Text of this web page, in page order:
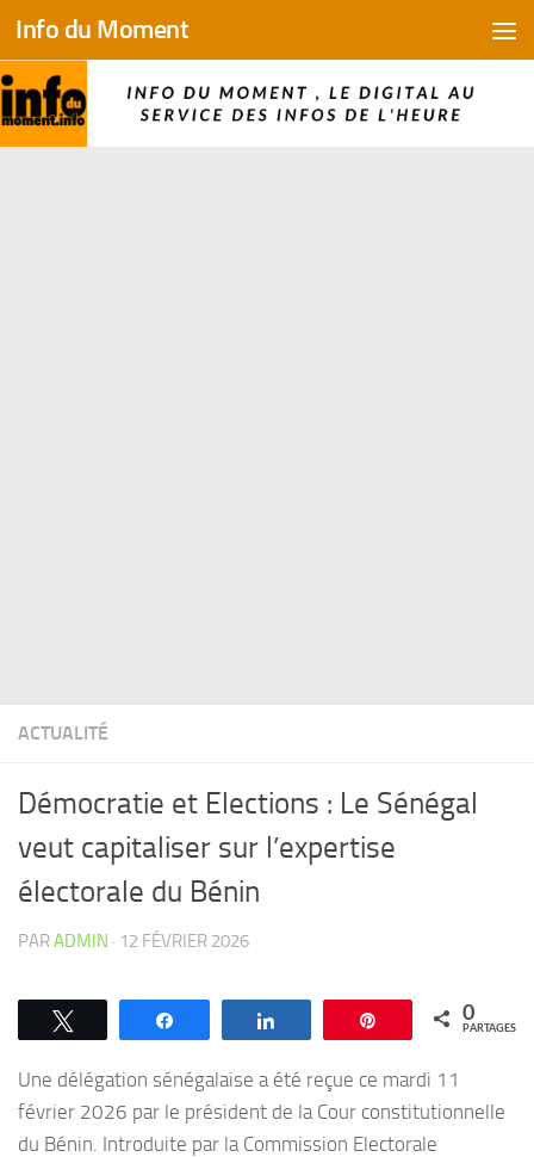
Skip to content
Info du Moment
ACTUALITÉ
Démocratie et Elections : Le Sénégal
veut capitaliser sur l’expertise
électorale du Bénin
PARADMIN · 12 FÉVRIER 2026
Épingle 0
PARTAGES
Une délégation sénégalaise a été reçue ce mardi 11
février 2026 par le président de la Cour constitutionnelle
du Bénin. Introduite par la Commission Electorale